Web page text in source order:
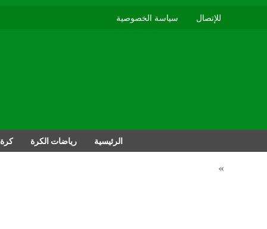
للإتصال سياسة الخصوصية
الرئيسية رياضات الكرة
»